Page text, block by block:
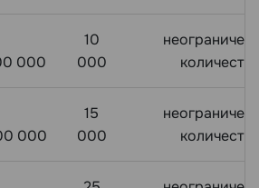
000
10
000
000
15
000